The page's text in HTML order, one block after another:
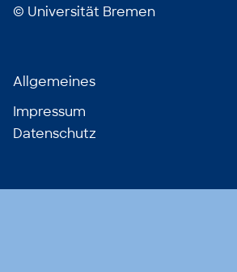
© Universität Bremen
Allgemeines
Impressum
Datenschutz